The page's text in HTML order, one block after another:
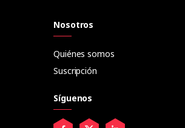
Nosotros
Quiénes somos
Suscripción
Síguenos